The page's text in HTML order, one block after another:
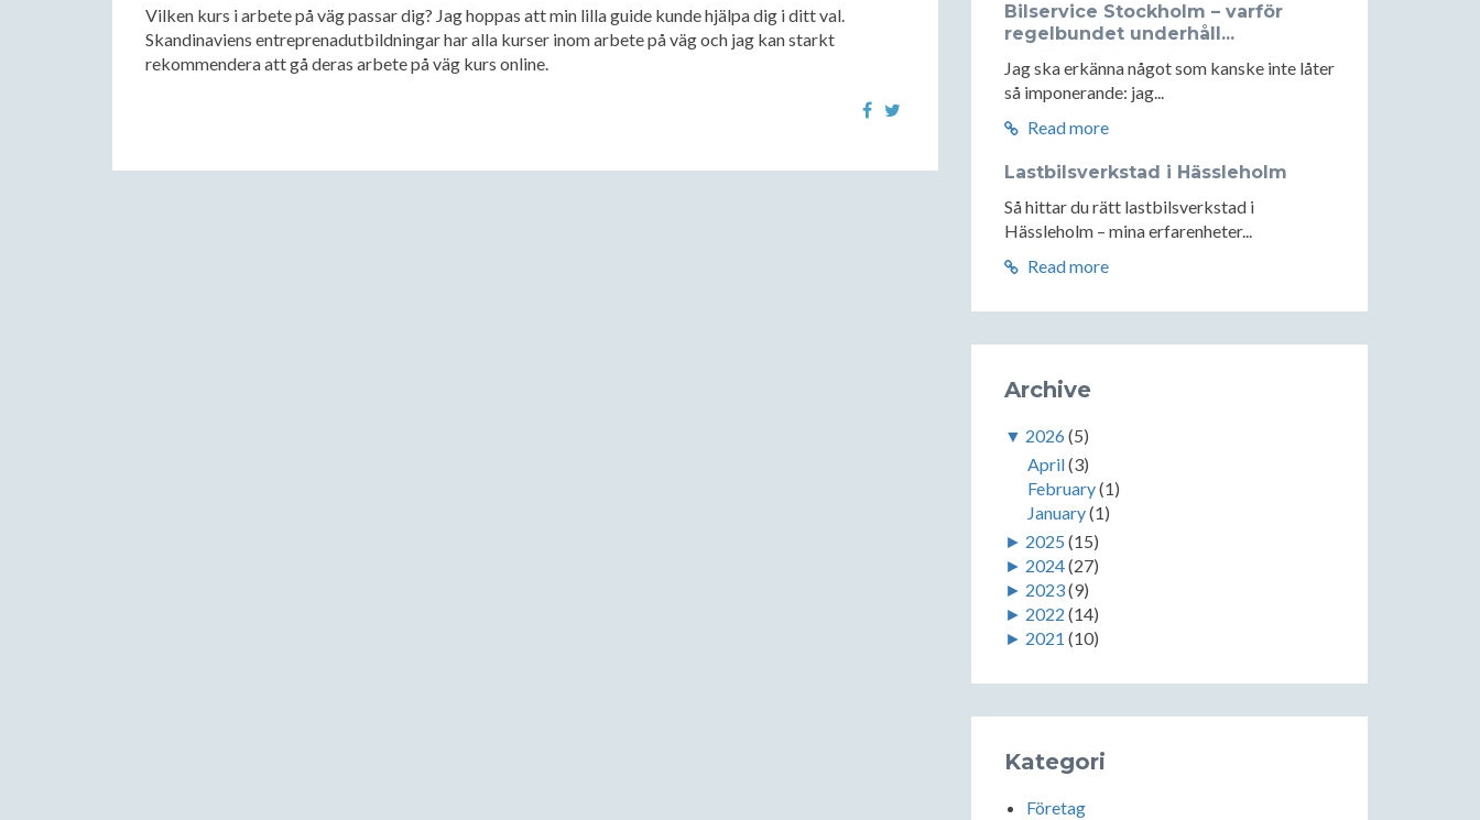
Vilken kurs i arbete på väg passar dig? Jag hoppas att min lilla guide kunde hjälpa dig i ditt val.
Skandinaviens entreprenadutbildningar har alla kurser inom arbete på väg och jag kan starkt
rekommendera att gå deras arbete på väg kurs online.
Bilservice Stockholm – varför
regelbundet underhåll...
Jag ska erkänna något som kanske inte låter
så imponerande: jag...
Read more
Lastbilsverkstad i Hässleholm
Så hittar du rätt lastbilsverkstad i
Hässleholm – mina erfarenheter...
Read more
Archive
▼ 2026(5)
April(3)
February(1)
January(1)
► 2025 (15)
► 2024(27)
► 2023(9)
► 2022 (14)
► 2021 (10)
Kategori
Företag